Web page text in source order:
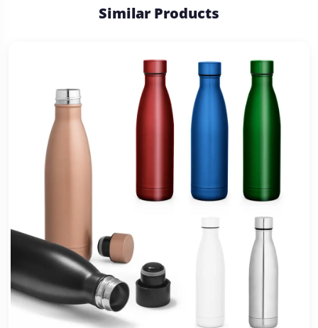
Similar Products